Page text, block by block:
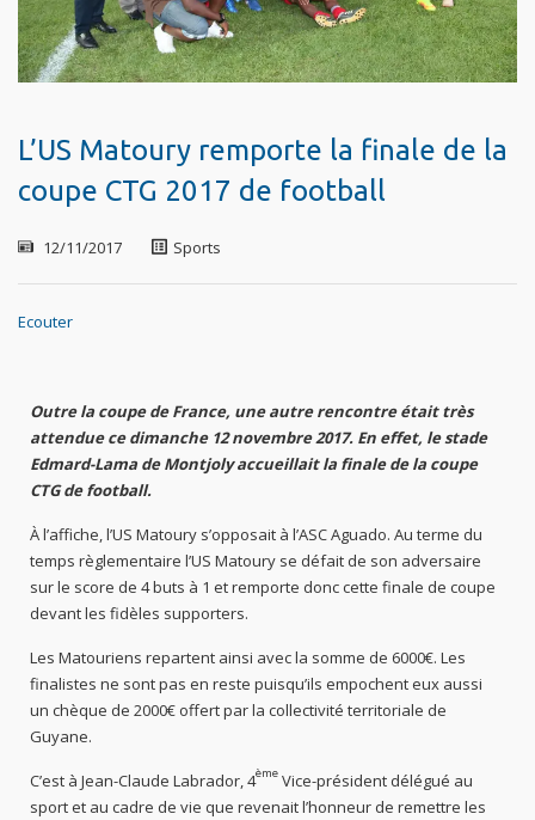
L’US Matoury remporte la finale de la
coupe CTG 2017 de football
12/11/2017 Sports
Ecouter
Outre la coupe de France, une autre rencontre était très
attendue ce dimanche 12 novembre 2017. En effet, le stade
Edmard-Lama de Montjoly accueillait la finale de la coupe
CTG de football.
À l’affiche, l’US Matoury s’opposait à l’ASC Aguado. Au terme du
temps règlementaire l’US Matoury se défait de son adversaire
sur le score de 4 buts à 1 et remporte donc cette finale de coupe
devant les fidèles supporters.
Les Matouriens repartent ainsi avec la somme de 6000€. Les
finalistes ne sont pas en reste puisqu’ils empochent eux aussi
un chèque de 2000€ offert par la collectivité territoriale de
Guyane.
C’est à Jean-Claude Labrador, 4ème Vice-président délégué au
sport et au cadre de vie que revenait l’honneur de remettre les